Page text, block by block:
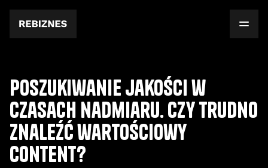
Poszukiwanie jakości w
czasach nadmiaru. Czy trudno
znaleźć wartościowy
content?